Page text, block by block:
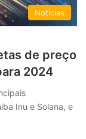
Notícias
de preço
2024
Inu e Solana, e